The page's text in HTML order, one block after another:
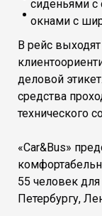
сиденьями
окнами с
В рейс
деловой
средства
технического
«Car&Bus»
55 человек
Петербургу,